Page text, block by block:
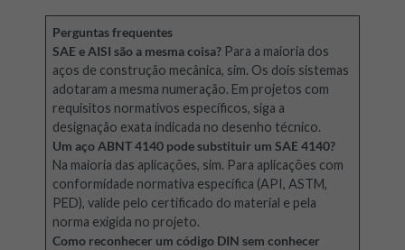
Perguntas frequentes
SAE e AISI são a mesma coisa? Para a maioria dos
aços de construção mecânica, sim. Os dois sistemas
adotaram a mesma numeração. Em projetos com
requisitos normativos específicos, siga a
designação exata indicada no desenho técnico.
Um aço ABNT 4140 pode substituir um SAE 4140?
Na maioria das aplicações, sim. Para aplicações com
conformidade normativa específica (API, ASTM,
PED), valide pelo certificado do material e pela
norma exigida no projeto.
Como reconhecer um código DIN sem conhecer